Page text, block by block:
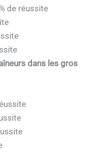
de réussite
dans les gros